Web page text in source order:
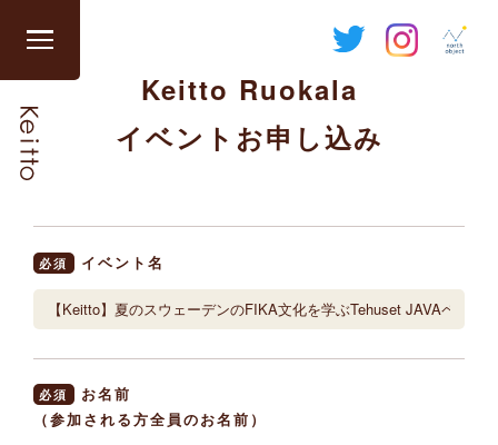
グ
ロ
を
開
す
る
Keitto Ruokala
イベントお申し込み
必須 イベント名
必須
お名前
（参加される方全員のお名前）